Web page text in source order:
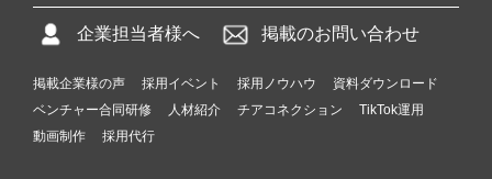
企業担当者様へ 掲載のお問い合わせ
掲載企業様の声 採用イベント 採用ノウハウ
資料ダウンロード
ベンチャー合同研修
人材紹介 チアコネクション
TikTok運用
動画制作
採用代行